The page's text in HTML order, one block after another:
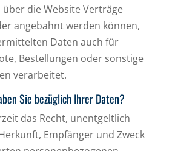
die Website Verträge
angebahnt werden können,
Daten auch für
Bestellungen oder sonstige
verarbeitet.
Sie bezüglich Ihrer Daten?
das Recht, unentgeltlich
Empfänger und Zweck